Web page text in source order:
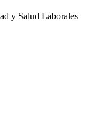
y Salud Laborales